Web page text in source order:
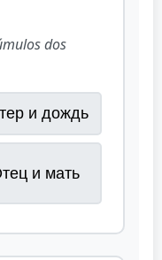
dos
и дождь
и мать